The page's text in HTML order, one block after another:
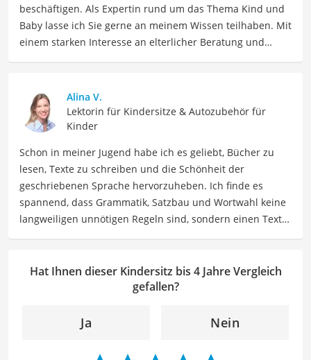
beschäftigen. Als Expertin rund um das Thema Kind und
Baby lasse ich Sie gerne an meinem Wissen teilhaben. Mit
einem starken Interesse an elterlicher Beratung und
behandeln Themen wie Kindergesundheit, Ernährung,
Entwicklungsmilestones sowie Elternschaft, um Eltern
dabei zu unterstützen, ihre Kinder optimal zu
Der Kindersitz bis 4 Jahre-Vergleich ist aus unserer Sicht
besonders empfehlenswert fürElternundKleinkinder
Alina V.
Lektorin für Kindersitze & Autozubehör für
Kinder
Schon in meiner Jugend habe ich es geliebt, Bücher zu
lesen, Texte zu schreiben und die Schönheit der
geschriebenen Sprache hervorzuheben. Ich finde es
spannend, dass Grammatik, Satzbau und Wortwahl keine
langweiligen unnötigen Regeln sind, sondern einen Text
geschriebenen Wort als Lektorin bei VGL in unsere Texte
einfließen zu lassen. Mit meinem Auge für
ich unser Redaktionsteam dabei, qualitativ hochwertige
meinen Wissensschatz immer mehr zu erweitern und
Hat Ihnen dieser Kindersitz bis 4 Jahre Vergleich
gefallen?
Ja Nein